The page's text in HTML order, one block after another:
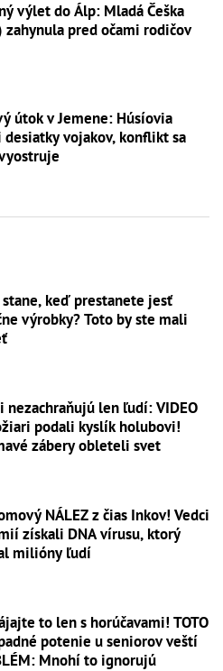
výlet do Álp: Mladá Češka
zahynula pred očami rodičov
útok v Jemene: Húsíovia
vojakov, konflikt sa
stane, keď prestanete jesť
výrobky? Toto by ste mali
nezachraňujú len ľudí: VIDEO
podali kyslík holubovi!
zábery obleteli svet
NÁLEZ z čias Inkov! Vedci
získali DNA vírusu, ktorý
milióny ľudí
to len s horúčavami! TOTO
potenie u seniorov veští
Mnohí to ignorujú